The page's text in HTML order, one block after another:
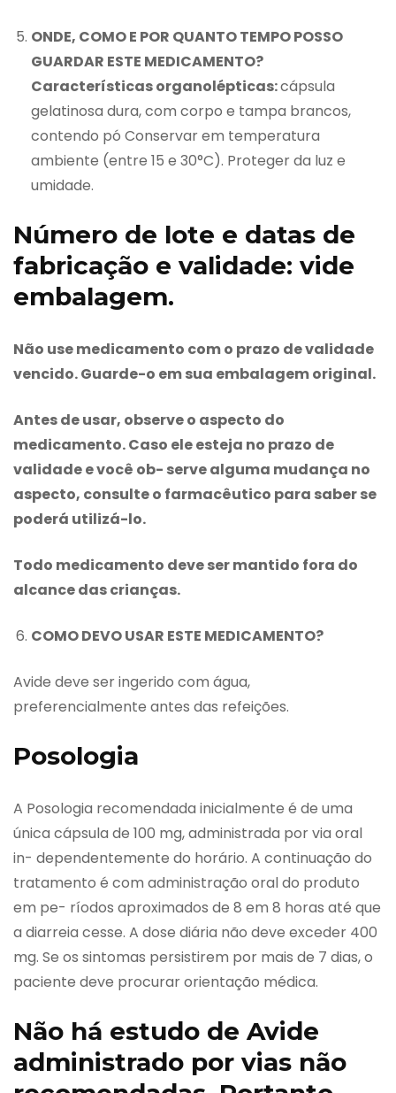
ONDE, COMO E POR QUANTO TEMPO POSSO
GUARDAR ESTE MEDICAMENTO?
Características organolépticas:cápsula
gelatinosa dura, com corpo e tampa brancos,
contendo pó Conservar em temperatura
ambiente (entre 15 e 30°C). Proteger da luz e
umidade.
Número de lote e datas de
fabricação e validade: vide
embalagem.
Não use medicamento com o prazo de validade
vencido. Guarde-o em sua embalagem original.
Antes de usar, observe o aspecto do
medicamento. Caso ele esteja no prazo de
validade e você ob- serve alguma mudança no
aspecto, consulte o farmacêutico para saber se
poderá utilizá-lo.
Todo medicamento deve ser mantido fora do
alcance das crianças.
COMO DEVO USAR ESTE MEDICAMENTO?
Avide deve ser ingerido com água,
preferencialmente antes das refeições.
Posologia
A Posologia recomendada inicialmente é de uma
única cápsula de 100 mg, administrada por via oral
in- dependentemente do horário. A continuação do
tratamento é com administração oral do produto
em pe- ríodos aproximados de 8 em 8 horas até que
a diarreia cesse. A dose diária não deve exceder 400
mg. Se os sintomas persistirem por mais de 7 dias, o
paciente deve procurar orientação médica.
Não há estudo de Avide
administrado por vias não